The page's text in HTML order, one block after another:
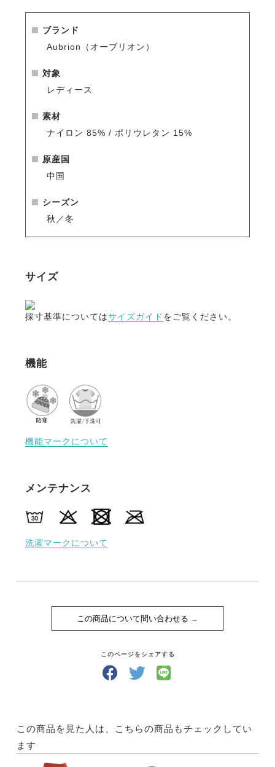
※シーズン品のため入荷数が少なく再販はありません
のでお早めのご注文をお勧めします。
人気商品はすぐに完売となりますので、新商品をいち
ださい。
ブランド
Aubrion（オーブリオン）
対象
レディース
素材
ナイロン 85% / ポリウレタン 15%
原産国
中国
シーズン
秋／冬
サイズ
採寸基準についてはサイズガイド をご覧ください。
機能
機能マークについて
メンテナンス
洗濯マークについて
この商品について問い合わせる
このページをシェアする
この商品を見た人は、こちらの商品もチェックしてい
ます